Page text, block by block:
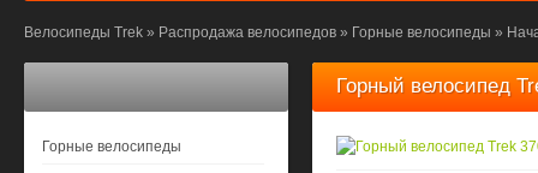
Велосипеды Trek » Распродажа велосипедов » Горные велосипеды »
Горные велосипеды
Горный велосипед